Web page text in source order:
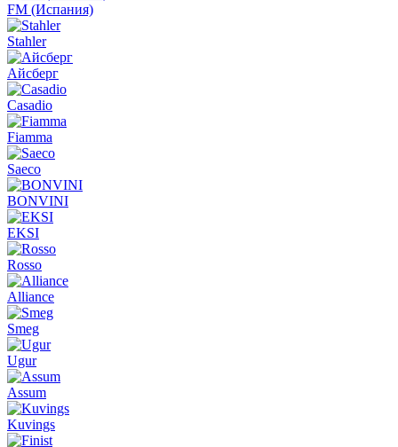
FM (Испания)
Stahler
Айсберг
Casadio
Fiamma
Saeco
BONVINI
EKSI
Rosso
Alliance
Smeg
Ugur
Assum
Kuvings